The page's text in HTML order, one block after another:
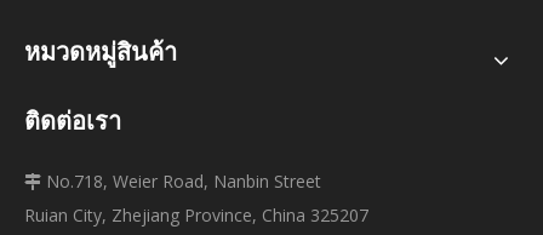
หมวดหมู่สินค้า
ติดต่อเรา
 No.718, Weier Road, Nanbin Street
Ruian City, Zhejiang Province, China 325207